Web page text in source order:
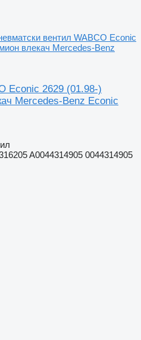
вентил WABCO Econic
влекач Mercedes-Benz
Econic 2629 (01.98-)
Mercedes-Benz Econic
A0044314905 0044314905